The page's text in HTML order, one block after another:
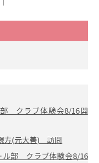
クラブ体験会8/16開
方(元大善) 訪問
ル部 クラブ体験会8/16